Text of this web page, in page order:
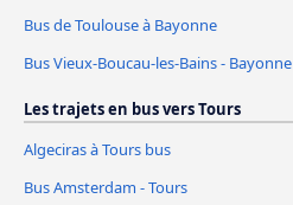
Bus de Toulouse à Bayonne
Bus Vieux-Boucau-les-Bains - Bayonne
Les trajets en bus vers Tours
Algeciras à Tours bus
Bus Amsterdam - Tours